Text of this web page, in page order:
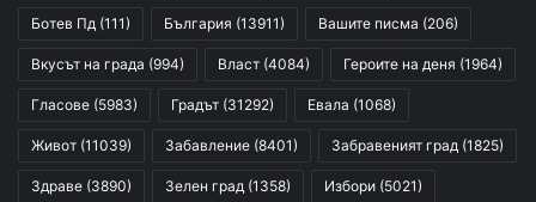
Ботев Пд (111) България (13911) Вашите писма (206)
Вкусът на града (994) Власт (4084) Героите на деня (1964)
Гласове (5983) Градът (31292) Евала (1068)
Живот (11039) Забавление (8401) Забравеният град (1825)
Здраве (3890) Зелен град (1358) Избори (5021)